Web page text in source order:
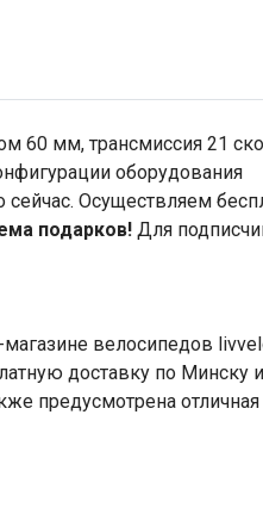
60 мм, трансмиссия 21
оборудования
Осуществляем
подарков! Для
велосипедов
доставку по Минску
предусмотрена отличная